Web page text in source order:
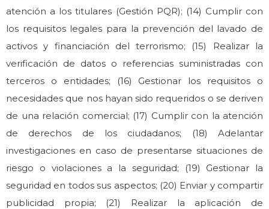
atención a los titulares (Gestión PQR); (14) Cumplir con
los requisitos legales para la prevención del lavado de
activos y financiación del terrorismo; (15) Realizar la
verificación de datos o referencias suministradas con
terceros o entidades; (16) Gestionar los requisitos o
necesidades que nos hayan sido requeridos o se deriven
de una relación comercial; (17) Cumplir con la atención
de derechos de los ciudadanos; (18) Adelantar
investigaciones en caso de presentarse situaciones de
riesgo o violaciones a la seguridad; (19) Gestionar la
seguridad en todos sus aspectos; (20) Enviar y compartir
publicidad propia; (21) Realizar la aplicación de